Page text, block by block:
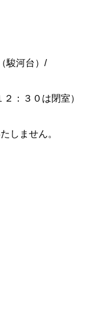
駿河台）/
：３０は閉室）
しません。